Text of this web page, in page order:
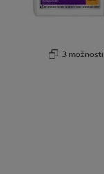
3 možností